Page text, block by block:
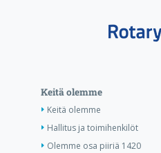
Keitä olemme
Keitä olemme
Hallitus ja toimihenkilöt
Olemme osa piiriä 1420